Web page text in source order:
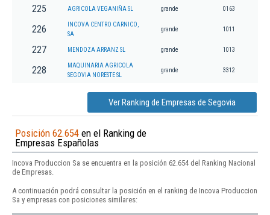
225 AGRICOLA VEGANIÑA SL grande 0163
226
INCOVA CENTRO CARNICO,
SA
grande 1011
227 MENDOZA ARRANZ SL grande 1013
228
MAQUINARIA AGRICOLA
SEGOVIA NORESTE SL
grande 3312
Ver Ranking de Empresas de Segovia
Posición 62.654 en el Ranking de
Empresas Españolas
Incova Produccion Sa se encuentra en la posición 62.654 del Ranking Nacional
de Empresas.
A continuación podrá consultar la posición en el ranking de Incova Produccion
Sa y empresas con posiciones similares: